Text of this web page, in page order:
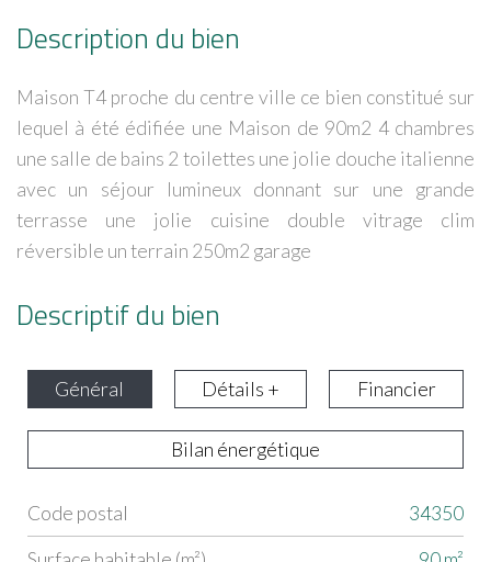
Description du bien
Maison T4 proche du centre ville ce bien constitué sur
lequel à été édifiée une Maison de 90m2 4 chambres
une salle de bains 2 toilettes une jolie douche italienne
avec un séjour lumineux donnant sur une grande
terrasse une jolie cuisine double vitrage clim
réversible un terrain 250m2 garage
Descriptif du bien
Général Détails + Financier
Bilan énergétique
Label Value
Code postal
34350